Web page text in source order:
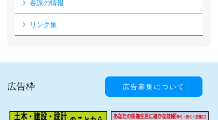
各課の情報
リンク集
広告枠 広告募集について